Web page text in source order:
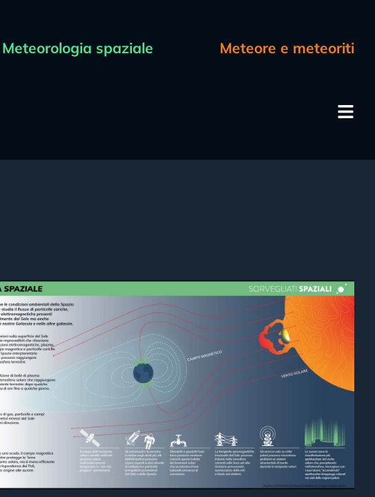
Meteorologia spaziale Meteore e meteoriti